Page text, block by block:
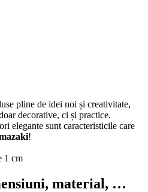
pline de idei noi și creativitate,
decorative, ci și practice.
elegante sunt caracteristicile care
!
1 cm
material, …